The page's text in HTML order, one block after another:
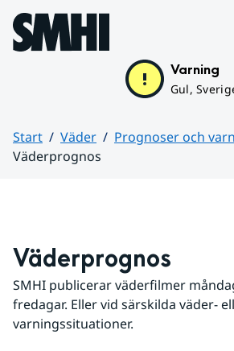
Hoppa till sidans innehåll
Varning
Gul,
Start Väder
Prognoser och
Väderprognos
Väderprognos
SMHI publicerar väderfilmer
fredagar. Eller vid särskilda väder-
varningssituationer.